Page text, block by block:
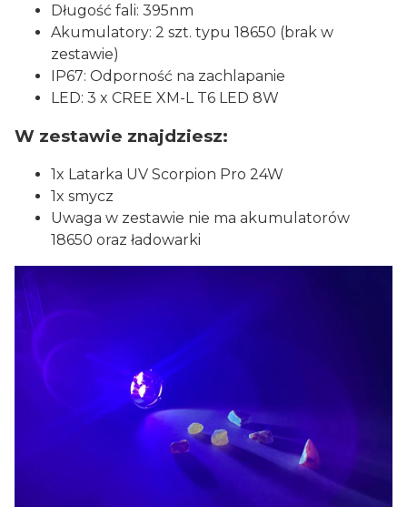
Długość fali: 395nm
Akumulatory: 2 szt. typu 18650 (brak w
zestawie)
IP67: Odporność na zachlapanie
LED: 3 x CREE XM-L T6 LED 8W
W zestawie znajdziesz:
1x Latarka UV Scorpion Pro 24W
1x smycz
Uwaga w zestawie nie ma akumulatorów
18650 oraz ładowarki